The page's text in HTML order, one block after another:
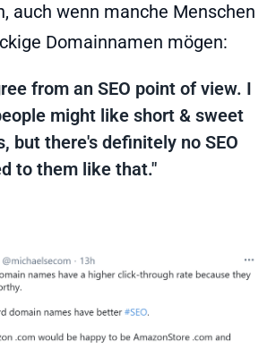
auch wenn manche Menschen
Domainnamen mögen:
from an SEO point of view. I
might like short & sweet
but there's definitely no SEO
to them like that."